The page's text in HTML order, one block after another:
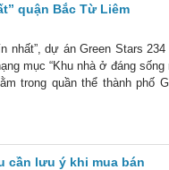
quận Bắc Từ Liêm
nhất”, dự án Green Stars
mục “Khu nhà ở đáng
trong quần thể thành phố
cần lưu ý khi mua bán